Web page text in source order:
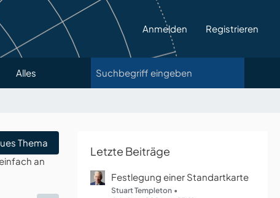
Anmelden Registrieren
Alles
Thema
an
Letzte Beiträge
Festlegung einer Standartkarte
Stuart Templeton